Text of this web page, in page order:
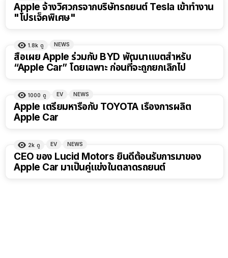
Apple จ้างวิศวกรจากบริษัทรถยนต์ Tesla เข้าทำงาน
"โปรเจ็คพิเศษ"
1.8k ดู NEWS
สื่อเผย Apple ร่วมกับ BYD พัฒนาแบตสำหรับ
“Apple Car” โดยเฉพาะ ก่อนที่จะถูกยกเลิกไป
1000 ดู EV NEWS
Apple เตรียมหารือกับ TOYOTA เรื่องการผลิต
Apple Car
2k ดู EV NEWS
CEO ของ Lucid Motors ยินดีต้อนรับการมาของ
Apple Car มาเป็นคู่แข่งในตลาดรถยนต์